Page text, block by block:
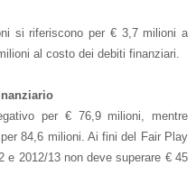
si riferiscono per € 3,7 milioni a
al costo dei debiti finanziari.
per € 76,9 milioni, mentre
84,6 milioni. Ai fini del Fair Play
e 2012/13 non deve superare € 45